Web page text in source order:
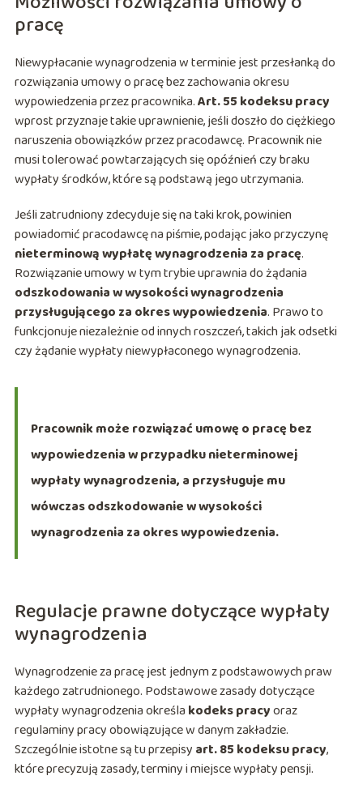
pracę
Niewypłacanie wynagrodzenia w terminie jest przesłanką do
rozwiązania umowy o pracę bez zachowania okresu
wypowiedzenia przez pracownika.Art. 55 kodeksu pracy
wprost przyznaje takie uprawnienie, jeśli doszło do ciężkiego
naruszenia obowiązków przez pracodawcę. Pracownik nie
musi tolerować powtarzających się opóźnień czy braku
wypłaty środków, które są podstawą jego utrzymania.
Jeśli zatrudniony zdecyduje się na taki krok, powinien
powiadomić pracodawcę na piśmie, podając jako przyczynę
nieterminową wypłatę wynagrodzenia za pracę.
Rozwiązanie umowy w tym trybie uprawnia do żądania
odszkodowania w wysokości wynagrodzenia
przysługującego za okres wypowiedzenia. Prawo to
funkcjonuje niezależnie od innych roszczeń, takich jak odsetki
czy żądanie wypłaty niewypłaconego wynagrodzenia.
Pracownik może rozwiązać umowę o pracę bez
wypowiedzenia w przypadku nieterminowej
wypłaty wynagrodzenia, a przysługuje mu
wówczas odszkodowanie w wysokości
wynagrodzenia za okres wypowiedzenia.
Regulacje prawne dotyczące wypłaty
wynagrodzenia
Wynagrodzenie za pracę jest jednym z podstawowych praw
każdego zatrudnionego. Podstawowe zasady dotyczące
wypłaty wynagrodzenia określa kodeks pracyoraz
regulaminy pracy obowiązujące w danym zakładzie.
Szczególnie istotne są tu przepisy art. 85 kodeksu pracy,
które precyzują zasady, terminy i miejsce wypłaty pensji.